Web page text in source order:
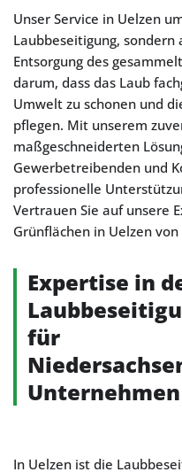
Unser Service in Uelzen
Laubbeseitigung,
Entsorgung des
darum, dass das Laub
Umwelt zu schonen und
pflegen. Mit unserem
maßgeschneiderten
Gewerbetreibenden und
professionelle
Vertrauen Sie auf unsere
Grünflächen in Uelzen
Expertise in
für
Unternehmen
In Uelzen ist die